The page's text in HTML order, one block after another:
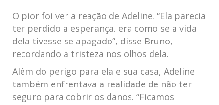
O pior foi ver a reação de Adeline. “Ela parecia
ter perdido a esperança.‌ era como ⁤se​ a vida
dela tivesse se apagado”, disse Bruno,
recordando a tristeza nos olhos dela.
Além do perigo para ela e⁤ sua casa, Adeline
também enfrentava a‍ realidade de não ter
seguro para cobrir os danos. “Ficamos